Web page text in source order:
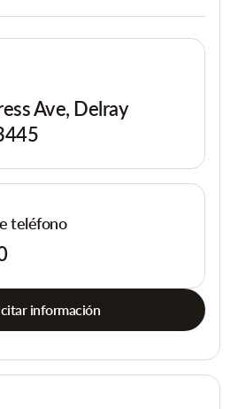
Ave, Delray
teléfono
información